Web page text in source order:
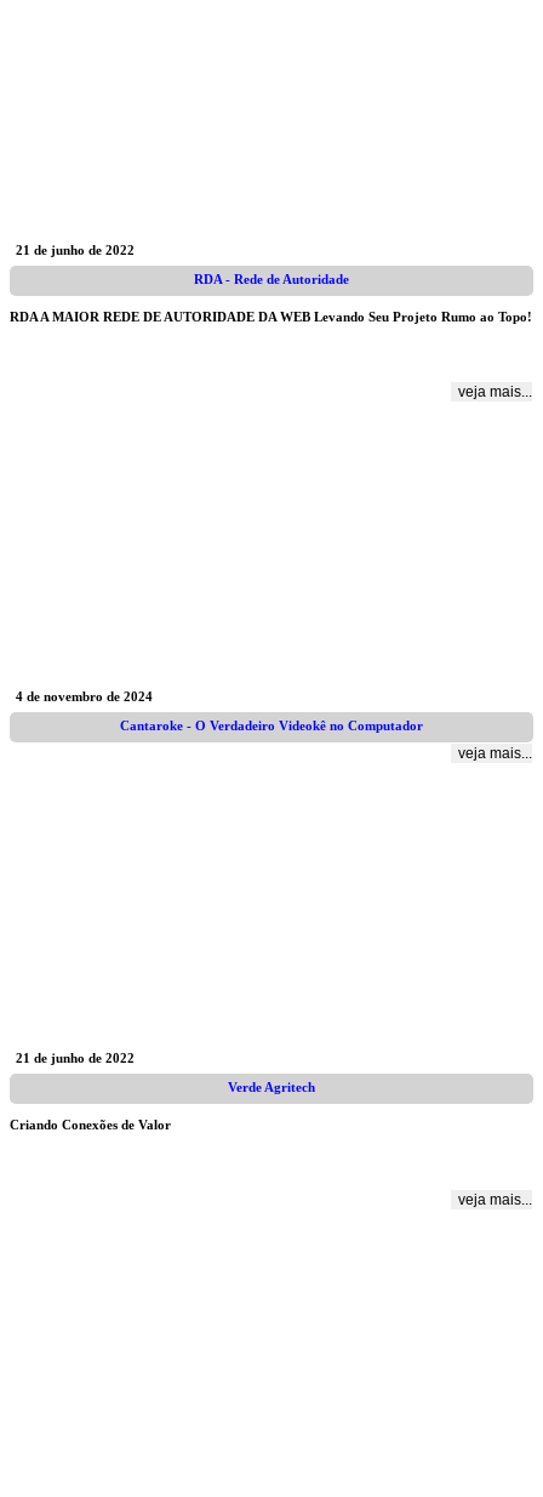
21 de junho de 2022
RDA - Rede de Autoridade
RDA A MAIOR REDE DE AUTORIDADE DA WEB Levando Seu Projeto Rumo ao Topo!
veja mais...
4 de novembro de 2024
Cantaroke - O Verdadeiro Videokê no Computador
veja mais...
21 de junho de 2022
Verde Agritech
Criando Conexões de Valor
veja mais...